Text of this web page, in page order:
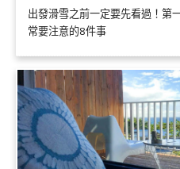
出發滑雪之前一定要先看過！第
常要注意的8件事